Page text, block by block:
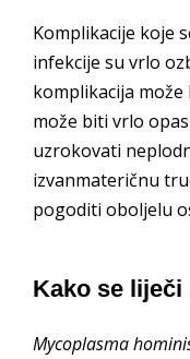
Komplikacije koje
infekcije su vrlo
komplikacija
može biti vrlo
uzrokovati
izvanmateričnu
pogoditi oboljelu
Kako se
Mycoplasma